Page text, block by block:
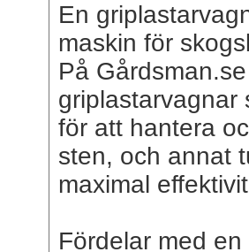
En
maskin för
På
griplastarvagnar
för att hantera
sten, och annat
maximal
Fördelar med